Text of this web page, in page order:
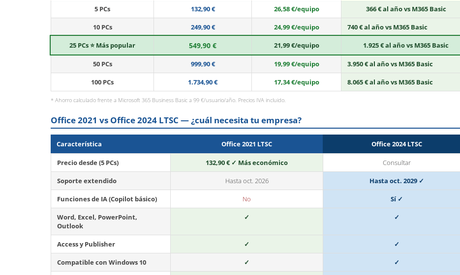
5 PCs 132,90 € 26,58 €/equipo 366 € al año vs M365 Basic
10 PCs 249,90 € 24,99 €/equipo 740 € al año vs M365 Basic
25 PCs ⭐ Más popular 549,90 € 21,99 €/equipo 1.925 € al año vs M365 Basic
50 PCs 999,90 € 19,99 €/equipo 3.950 € al año vs M365 Basic
100 PCs 1.734,90 € 17,34 €/equipo 8.065 € al año vs M365 Basic
* Ahorro calculado frente a Microsoft 365 Business Basic a 99 €/usuario/año. Precios IVA incluido.
Office 2021 vs Office 2024 LTSC — ¿cuál necesita tu empresa?
Característica Office 2021 LTSC Office 2024 LTSC
Precio desde (5 PCs) 132,90 € ✓ Más económico Consultar
Soporte extendido Hasta oct. 2026 Hasta oct. 2029 ✓
Funciones de IA (Copilot básico) No Sí ✓
Word, Excel, PowerPoint,
Outlook
✓ ✓
Access y Publisher ✓ ✓
Compatible con Windows 10 ✓ ✓